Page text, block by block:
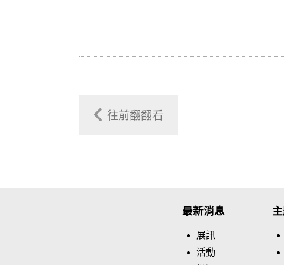
往前翻翻看
最新消息
展訊
活動